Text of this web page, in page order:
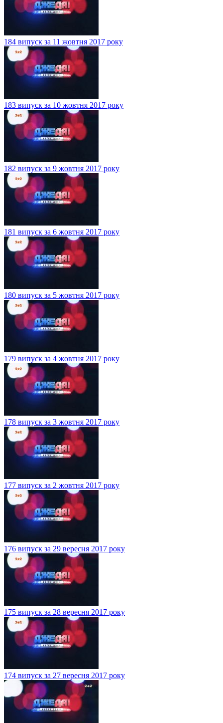
184 випуск за 11 жовтня 2017 року
183 випуск за 10 жовтня 2017 року
182 випуск за 9 жовтня 2017 року
181 випуск за 6 жовтня 2017 року
180 випуск за 5 жовтня 2017 року
179 випуск за 4 жовтня 2017 року
178 випуск за 3 жовтня 2017 року
177 випуск за 2 жовтня 2017 року
176 випуск за 29 вересня 2017 року
175 випуск за 28 вересня 2017 року
174 випуск за 27 вересня 2017 року